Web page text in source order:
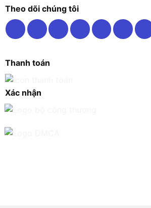
Theo dõi chúng tôi
Thanh toán
Xác nhận